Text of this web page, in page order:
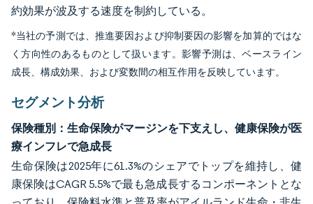
約効果が波及する速度を制約している。
*当社の予測では、推進要因および抑制要因の影響を加算的ではな
く方向性のあるものとして扱います。影響予測は、ベースライン
成長、構成効果、および変数間の相互作用を反映しています。
セグメント分析
保険種別：生命保険がマージンを下支えし、健康保険が医
療インフレで急成長
生命保険は2025年に61.3%のシェアでトップを維持し、健
康保険はCAGR 5.5%で最も急成長するコンポーネントとな